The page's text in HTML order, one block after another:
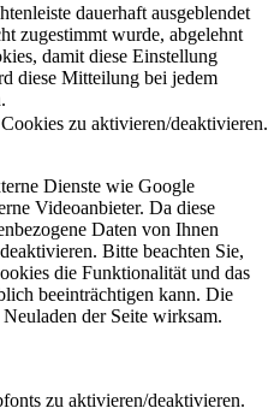
dauerhaft ausgeblendet
zugestimmt wurde, abgelehnt
damit diese Einstellung
diese Mitteilung bei jedem
zu aktivieren/deaktivieren.
Dienste wie Google
Videoanbieter. Da diese
Daten von Ihnen
Bitte beachten Sie,
die Funktionalität und das
beeinträchtigen kann. Die
der Seite wirksam.
zu aktivieren/deaktivieren.